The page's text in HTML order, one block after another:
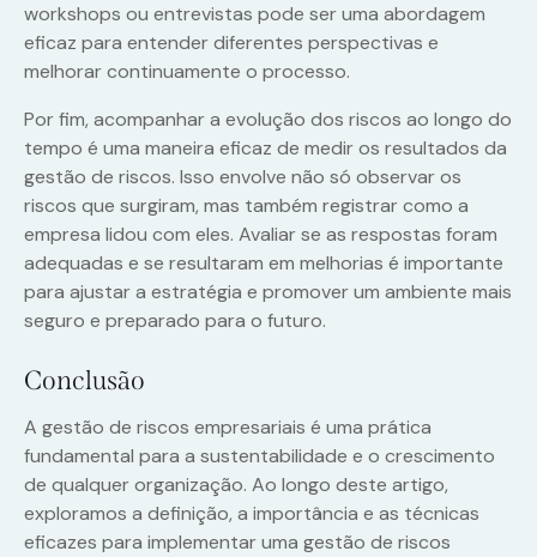
workshops ou entrevistas pode ser uma abordagem
eficaz para entender diferentes perspectivas e
melhorar continuamente o processo.
Por fim, acompanhar a evolução dos riscos ao longo do
tempo é uma maneira eficaz de medir os resultados da
gestão de riscos. Isso envolve não só observar os
riscos que surgiram, mas também registrar como a
empresa lidou com eles. Avaliar se as respostas foram
adequadas e se resultaram em melhorias é importante
para ajustar a estratégia e promover um ambiente mais
seguro e preparado para o futuro.
Conclusão
A gestão de riscos empresariais é uma prática
fundamental para a sustentabilidade e o crescimento
de qualquer organização. Ao longo deste artigo,
exploramos a definição, a importância e as técnicas
eficazes para implementar uma gestão de riscos